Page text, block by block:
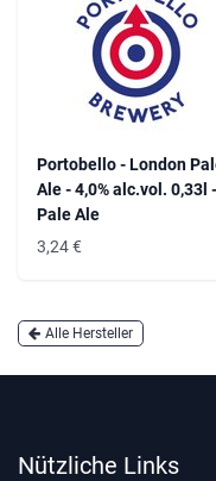
Portobello - London
Ale - 4,0% alc.vol. 0,33l -
Pale Ale
3,24€
Alle Hersteller
Nützliche Links